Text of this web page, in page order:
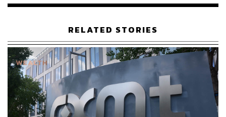
โดยสะท้อนได้จากตัวเลขผลการดำเนินงานช่วง 9 เดือนแรกปี
นี้ที่มีกำไรสุทธิรวม 8.25 แสนล้านบาท ส่วนยอดขายรวมอยู่ที่
13.17 ล้านล้านบาท ออกมาดีกว่าช่วง 9 เดือนแรกของปี
2561-2562 ซึ่งเป็นช่วงปีก่อนที่มีโควิดระบาด
ด้าน สมศักดิ์ ศิริชัยนฤมิตร ประธานเจ้าหน้าที่บริหาร บริษัท
แอสเซท โปร แมเนจเม้นท์ จำกัด ผู้ดำเนินธุรกิจที่ปรึกษาทาง
RELATED STORIES